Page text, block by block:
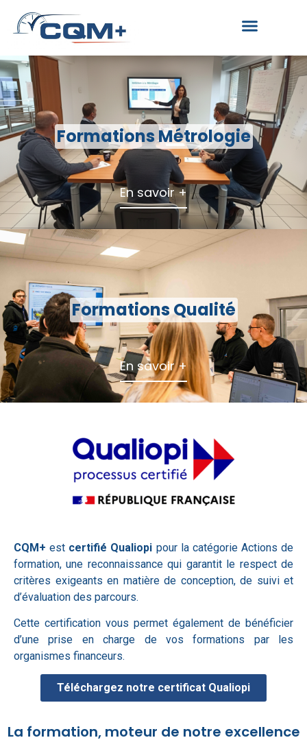
Formations Métrologie
En savoir +
Formations Qualité
En savoir +
CQM+ est certifié Qualiopi pour la catégorie Actions de
formation, une reconnaissance qui garantit le respect de
critères exigeants en matière de conception, de suivi et
d’évaluation des parcours.
Cette certification vous permet également de bénéficier
d’une prise en charge de vos formations par les
organismes financeurs.
Téléchargez notre certificat Qualiopi
La formation, moteur de notre excellence